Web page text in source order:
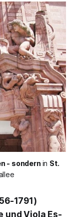
- sondern in St.
1791)
und Viola Es-